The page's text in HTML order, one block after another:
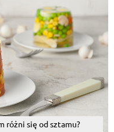
różni się od sztamu?